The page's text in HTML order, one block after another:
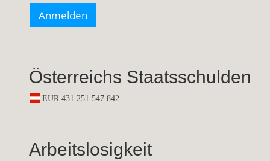
Österreichs Staatsschulden
Arbeitslosigkeit